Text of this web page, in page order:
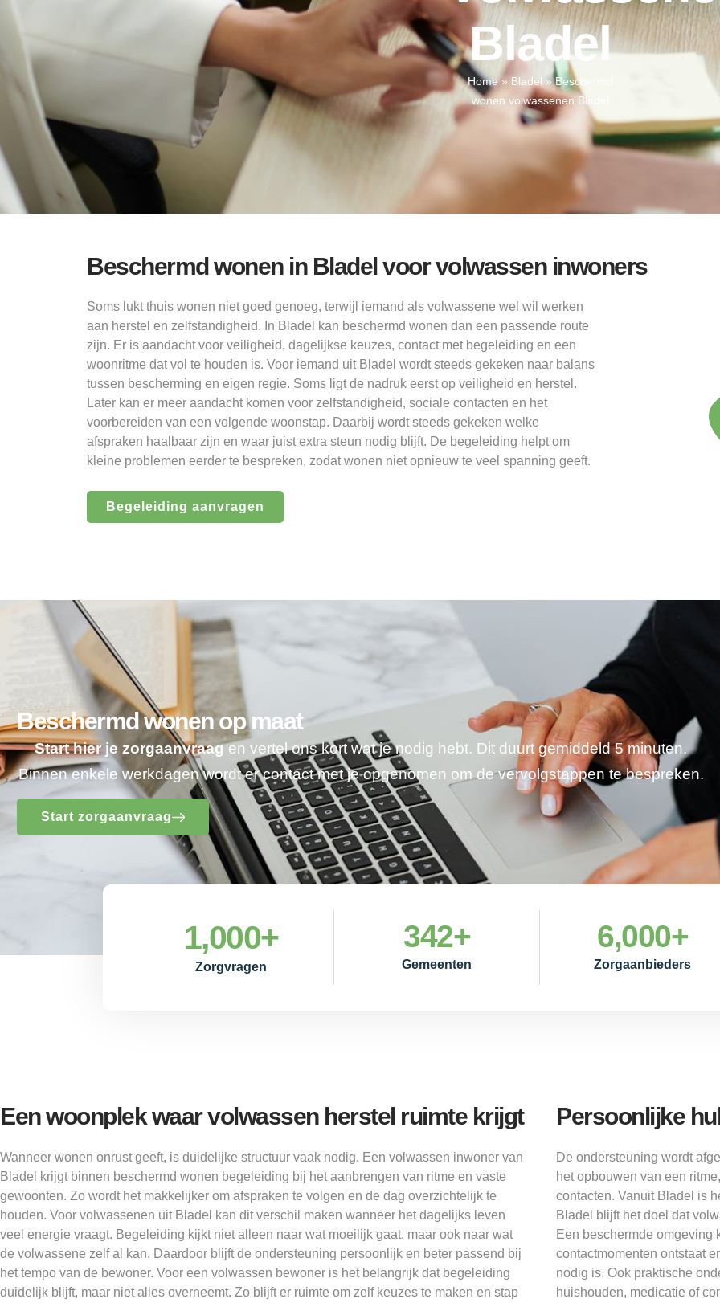
Bladel
Home» Bladel»Beschermd
wonen volwassenen Bladel
Beschermd wonen in Bladel voor volwassen inwoners
Soms lukt thuis wonen niet goed genoeg, terwijl iemand als volwassene wel wil werken
aan herstel en zelfstandigheid. In Bladel kan beschermd wonen dan een passende route
zijn. Er is aandacht voor veiligheid, dagelijkse keuzes, contact met begeleiding en een
woonritme dat vol te houden is. Voor iemand uit Bladel wordt steeds gekeken naar balans
tussen bescherming en eigen regie. Soms ligt de nadruk eerst op veiligheid en herstel.
Later kan er meer aandacht komen voor zelfstandigheid, sociale contacten en het
voorbereiden van een volgende woonstap. Daarbij wordt steeds gekeken welke
afspraken haalbaar zijn en waar juist extra steun nodig blijft. De begeleiding helpt om
kleine problemen eerder te bespreken, zodat wonen niet opnieuw te veel spanning geeft.
Begeleiding aanvragen
Beschermd wonen op maat
Start hier je zorgaanvraagen vertel ons kort wat je nodig hebt. Dit duurt gemiddeld 5 minuten.
Binnen enkele werkdagen wordt er contact met je opgenomen om de vervolgstappen te bespreken.
Start zorgaanvraag
Zorgvragen
1,000+
Gemeenten
342+
Zorgaanbieders
6,000+
Een woonplek waar volwassen herstel ruimte krijgt
Wanneer wonen onrust geeft, is duidelijke structuur vaak nodig. Een volwassen inwoner van
Bladel krijgt binnen beschermd wonen begeleiding bij het aanbrengen van ritme en vaste
gewoonten. Zo wordt het makkelijker om afspraken te volgen en de dag overzichtelijk te
houden. Voor volwassenen uit Bladel kan dit verschil maken wanneer het dagelijks leven
veel energie vraagt. Begeleiding kijkt niet alleen naar wat moeilijk gaat, maar ook naar wat
de volwassene zelf al kan. Daardoor blijft de ondersteuning persoonlijk en beter passend bij
het tempo van de bewoner. Voor een volwassen bewoner is het belangrijk dat begeleiding
duidelijk blijft, maar niet alles overneemt. Zo blijft er ruimte om zelf keuzes te maken en stap
Persoonlijke
De ondersteuning wordt
het opbouwen van een
contacten. Vanuit Bladel is
Bladel blijft het doel dat
Een beschermde omgeving
contactmomenten ontstaat
nodig is. Ook praktische
huishouden, medicatie of